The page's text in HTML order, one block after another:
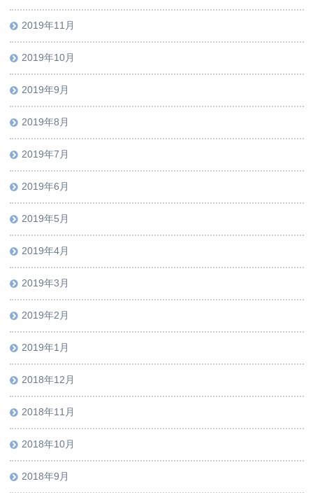
2019年11月
2019年10月
2019年9月
2019年8月
2019年7月
2019年6月
2019年5月
2019年4月
2019年3月
2019年2月
2019年1月
2018年12月
2018年11月
2018年10月
2018年9月